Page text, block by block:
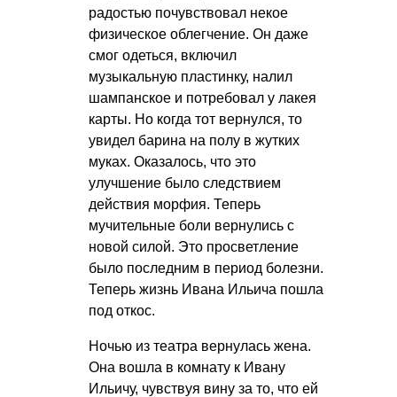
радостью почувствовал некое
физическое облегчение. Он даже
смог одеться, включил
музыкальную пластинку, налил
шампанское и потребовал у лакея
карты. Но когда тот вернулся, то
увидел барина на полу в жутких
муках. Оказалось, что это
улучшение было следствием
действия морфия. Теперь
мучительные боли вернулись с
новой силой. Это просветление
было последним в период болезни.
Теперь жизнь Ивана Ильича пошла
под откос.
Ночью из театра вернулась жена.
Она вошла в комнату к Ивану
Ильичу, чувствуя вину за то, что ей